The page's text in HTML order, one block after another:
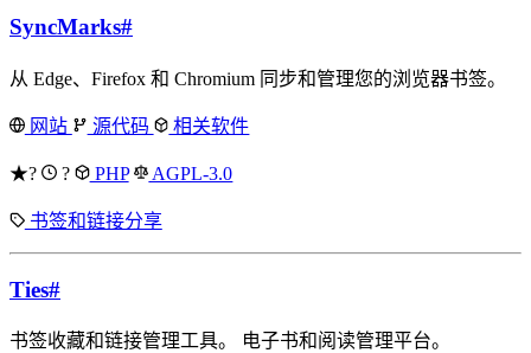
SyncMarks#
从 Edge、Firefox 和 Chromium 同步和管理您的浏览器书签。
网站 源代码 相关软件
★? ? PHP AGPL-3.0
书签和链接分享
Ties#
书签收藏和链接管理工具。 电子书和阅读管理平台。